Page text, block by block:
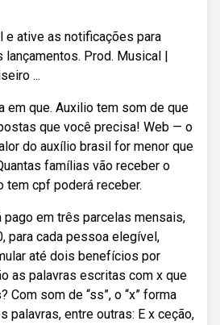
e ative as notificações para
lançamentos. Prod. Musical |
...
em que. Auxilio tem som de que
que você precisa! Web — o
do auxílio brasil for menor que
famílias vão receber o
tem cpf poderá receber.
em três parcelas mensais,
para cada pessoa elegível,
até dois benefícios por
as palavras escritas com x que
som de “ss”, o “x” forma
palavras, entre outras: E x ceção,